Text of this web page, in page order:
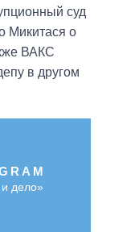
суд
Микитася о
ВАКС
в другом
дело»